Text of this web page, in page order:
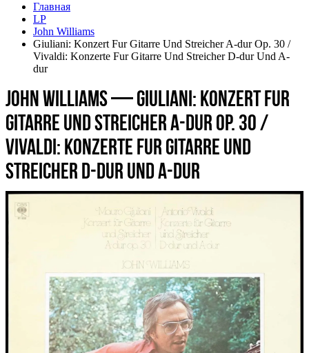
Главная
LP
John Williams
Giuliani: Konzert Fur Gitarre Und Streicher A-dur Op. 30 /
Vivaldi: Konzerte Fur Gitarre Und Streicher D-dur Und A-
dur
John Williams — Giuliani: Konzert Fur
Gitarre Und Streicher A-dur Op. 30 /
Vivaldi: Konzerte Fur Gitarre Und
Streicher D-dur Und A-dur